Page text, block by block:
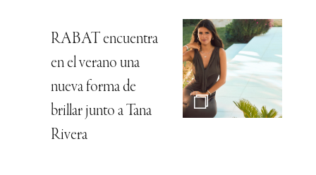
RABAT encuentra
en el verano una
nueva forma de
brillar junto a Tana
Rivera